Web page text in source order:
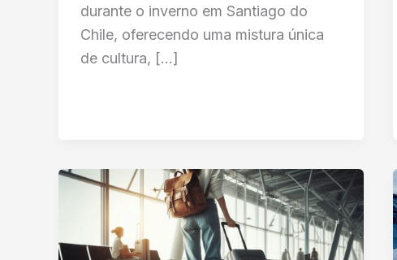
durante o inverno em Santiago do
Chile, oferecendo uma mistura única
de cultura, […]